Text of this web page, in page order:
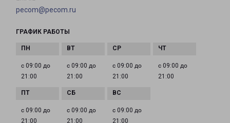
pecom@pecom.ru
ГРАФИК РАБОТЫ
с 09:00 до
21:00
с 09:00 до
21:00
с 09:00 до
21:00
с 09:00 до
21:00
с 09:00 до
21:00
с 09:00 до
21:00
с 09:00 до
21:00